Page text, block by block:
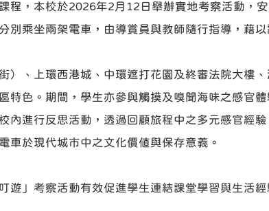
，本校於2026年2月12日舉辦實地考察活動，安
別乘坐兩架電車，由導賞員與教師隨行指導，藉以
、上環西港城、中環遮打花園及終審法院大樓、
特色。期間，學生亦參與觸摸及嗅聞海味之感官
內進行反思活動，透過回顧旅程中之多元感官經
車於現代城市中之文化價值與保存意義。
」考察活動有效促進學生連結課堂學習與生活經